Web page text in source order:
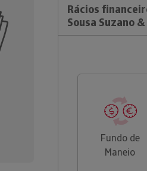
Rácios
Sousa Suzano
Fundo de
Maneio